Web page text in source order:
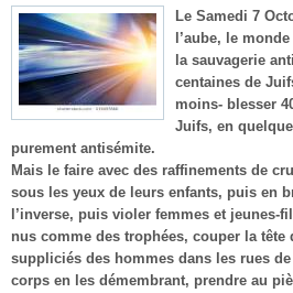
Le Samedi 7
l’aube, le
la sauvagerie
centaines de
moins- blesser
Juifs, en
purement antisémite.
Mais le faire avec des raffinements de
sous les yeux de leurs enfants, puis en
l’inverse, puis violer femmes et jeunes-
nus comme des trophées, couper la
suppliciés des hommes dans les rues de
corps en les démembrant, prendre au